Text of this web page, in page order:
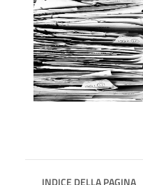
INDICE DELLA PAGINA